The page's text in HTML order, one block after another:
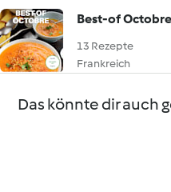
Best-of Octobre
13 Rezepte
Frankreich
Das könnte dir auch